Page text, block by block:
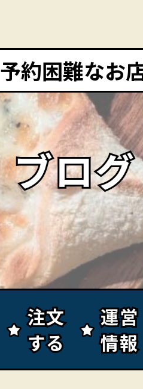
予約困難なお
ブログ
ブログ
注文
する
注文
する
運営
情報
運営
情報